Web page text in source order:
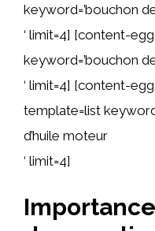
keyword=’bouchon
‘ limit=4] [content-
keyword=’bouchon
‘ limit=4] [content-
template=list
d’huile moteur
‘ limit=4]